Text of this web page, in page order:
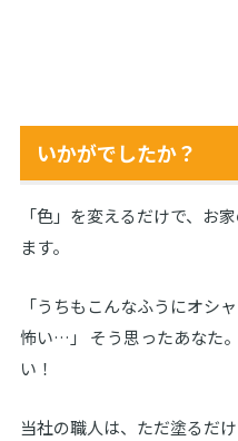
いかがでしたか？
「色」を変えるだけで、お
ます。
「うちもこんなふうにオシ
怖い…」 そう思ったあなた
い！
当社の職人は、ただ塗るだ